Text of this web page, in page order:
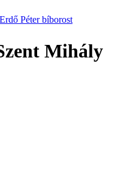
Péter bíborost
Mihály